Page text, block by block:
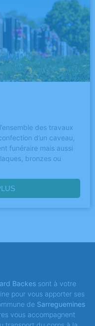
des travaux
d’un caveau,
funéraire mais aussi
bronzes ou
Backes sont à votre
pour vous apporter ses
de Sarreguemines
vous accompagnent